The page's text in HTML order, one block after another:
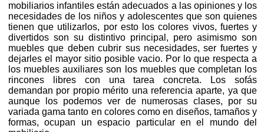
mobiliarios infantiles están adecuados a las opiniones y los
necesidades de los niños y adolescentes que son quienes
tienen que utilizarlos, por esto los colores vivos, fuertes y
divertidos son su distintivo principal, pero asimismo son
muebles que deben cubrir sus necesidades, ser fuertes y
dejarles el mayor sitio posible vacio. Por lo que respecta a
los muebles auxiliares son los muebles que completan los
rincones libres con una tarea concreta. Los sofás
demandan por propio mérito una referencia aparte, ya que
aunque los podemos ver de numerosas clases, por su
variada gama tanto en colores como en diseños, tamaños y
formas, ocupan un espacio particular en el mundo del